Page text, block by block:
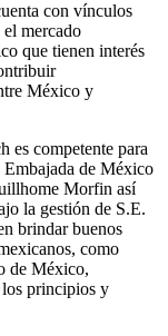
con vínculos
el mercado
que tienen interés
México y
es competente para
de México
Morfin así
la gestión de S.E.
brindar buenos
como
de México,
los principios y